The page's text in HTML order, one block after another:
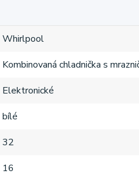
Whirlpool
Kombinovaná chladnička s
Elektronické
bílé
32
16